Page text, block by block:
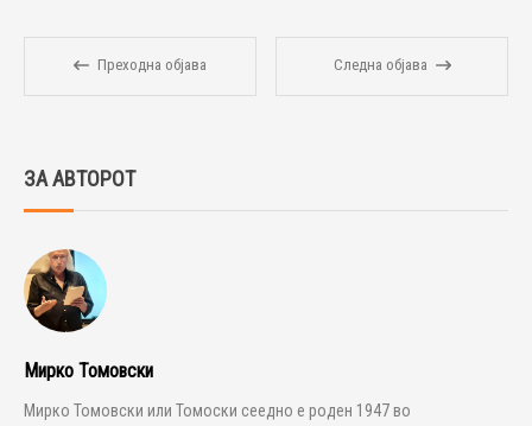
Преходна објава Следна објава
ЗА АВТОРОТ
Мирко Томовски
Мирко Томовски или Томоски сеедно е роден 1947 во